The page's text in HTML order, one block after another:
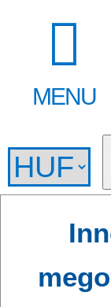
MENU